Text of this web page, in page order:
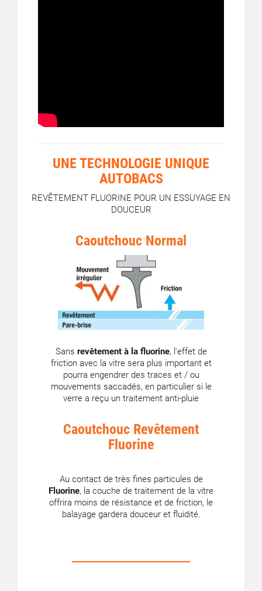
UNE TECHNOLOGIE UNIQUE
AUTOBACS
REVÊTEMENT FLUORINE POUR UN ESSUYAGE EN
DOUCEUR
Caoutchouc Normal
Sans revêtement à la fluorine, l'effet de
friction avec la vitre sera plus important et
pourra engendrer des traces et / ou
mouvements saccadés, en particulier si le
verre a reçu un traitement anti-pluie
Caoutchouc Revêtement
Fluorine
Au contact de très fines particules de
Fluorine, la couche de traitement de la vitre
offrira moins de résistance et de friction, le
balayage gardera douceur et fluidité.